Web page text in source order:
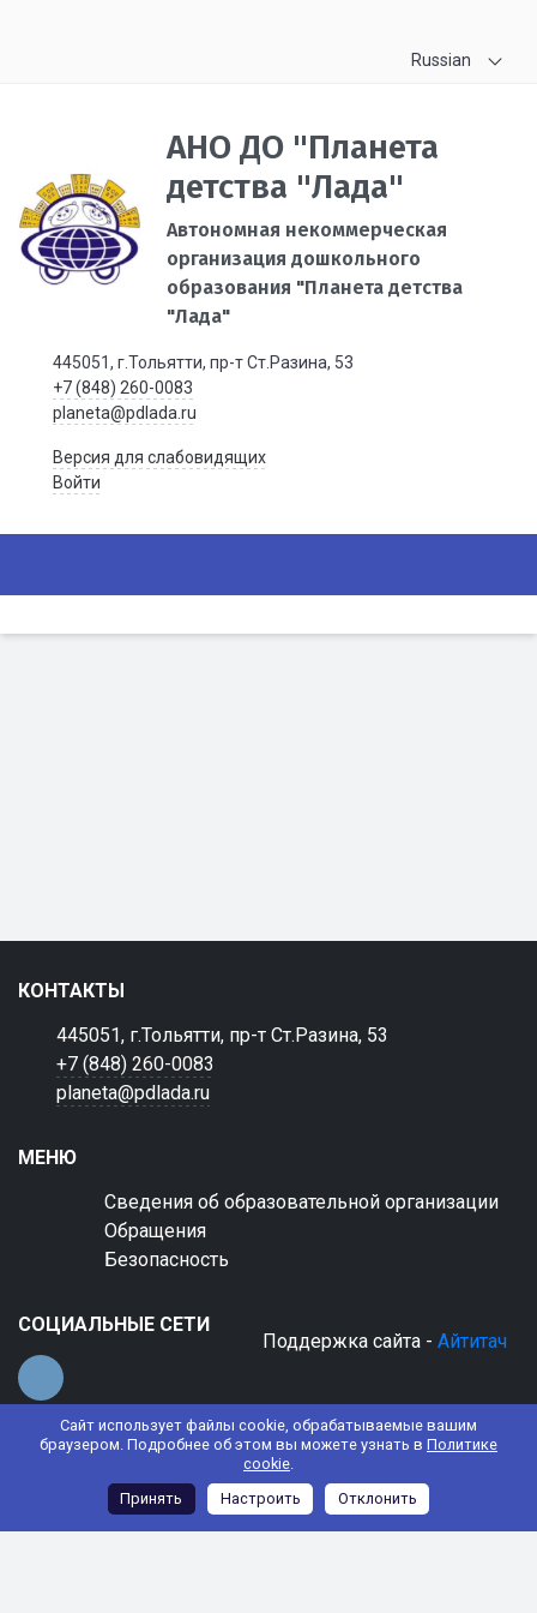
Сайт использует файлы cookie, обрабатываемые вашим
браузером. Подробнее об этом вы можете узнать в Политике
cookie.
Принять
Настроить Отклонить
Russian
АНО ДО "Планета
детства "Лада"
Автономная некоммерческая
организация дошкольного
образования "Планета детства
"Лада"
445051, г.Тольятти, пр-т Ст.Разина, 53
+7 (848) 260-0083
planeta@pdlada.ru
Версия для слабовидящих
Войти
КОНТАКТЫ
445051, г.Тольятти, пр-т Ст.Разина, 53
+7 (848) 260-0083
planeta@pdlada.ru
МЕНЮ
Сведения об образовательной организации
Обращения
Безопасность
СОЦИАЛЬНЫЕ СЕТИ
Поддержка сайта - Айтитач
© 2022 АНО ДО "Планета детства "Лада"